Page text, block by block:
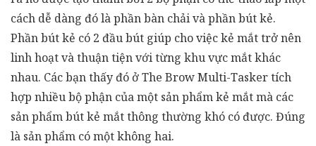
cách dễ dàng đó là phần bàn chải và phần bút kẻ.
Phần bút kẻ có 2 đầu bút giúp cho việc kẻ mắt trở nên
linh hoạt và thuận tiện với từng khu vực mắt khác
nhau. Các bạn thấy đó ở The Brow Multi-Tasker tích
hợp nhiều bộ phận của một sản phẩm kẻ mắt mà các
sản phẩm bút kẻ mắt thông thường khó có được. Đúng
là sản phẩm có một không hai.